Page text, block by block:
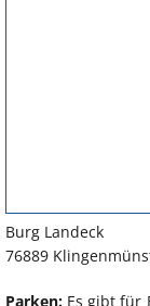
Burg Landeck
76889
Parken: Es gibt für